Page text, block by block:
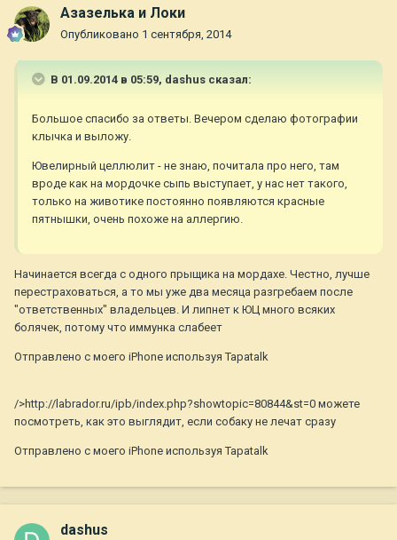
Азазелька и Локи
Опубликовано 1 сентября, 2014
В 01.09.2014 в 05:59, dashus сказал:
Большое спасибо за ответы. Вечером сделаю фотографии
клычка и выложу.
Ювелирный целлюлит - не знаю, почитала про него, там
вроде как на мордочке сыпь выступает, у нас нет такого,
только на животике постоянно появляются красные
пятнышки, очень похоже на аллергию.
Начинается всегда с одного прыщика на мордахе. Честно, лучше
перестраховаться, а то мы уже два месяца разгребаем после
"ответственных" владельцев. И липнет к ЮЦ много всяких
болячек, потому что иммунка слабеет
Отправлено с моего iPhone используя Tapatalk
/>http://labrador.ru/ipb/index.php?showtopic=80844&st=0 можете
посмотреть, как это выглядит, если собаку не лечат сразу
Отправлено с моего iPhone используя Tapatalk
dashus